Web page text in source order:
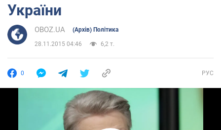
України
OBOZ.UA (Архів) Політика
28.11.2015 04:46 6,2 т.
0 РУС